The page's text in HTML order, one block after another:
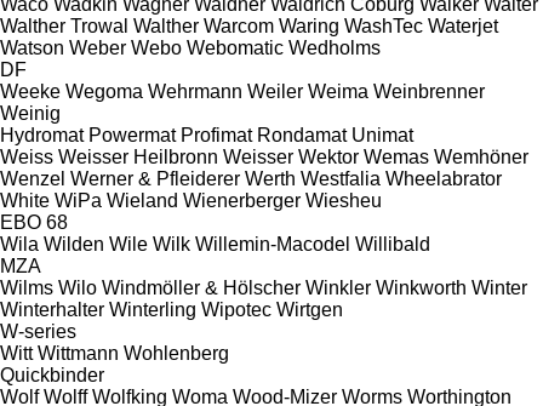
Walther Trowal Walther Warcom Waring WashTec Waterjet
Watson Weber Webo Webomatic Wedholms
DF
Weeke Wegoma Wehrmann Weiler Weima Weinbrenner
Weinig
Hydromat Powermat Profimat Rondamat Unimat
Weiss Weisser Heilbronn Weisser Wektor Wemas Wemhöner
Wenzel Werner & Pfleiderer Werth Westfalia Wheelabrator
White WiPa Wieland Wienerberger Wiesheu
EBO 68
Wila Wilden Wile Wilk Willemin-Macodel Willibald
MZA
Wilms Wilo Windmöller & Hölscher Winkler Winkworth Winter
Winterhalter Winterling Wipotec Wirtgen
W-series
Witt Wittmann Wohlenberg
Quickbinder
Wolf Wolff Wolfking Woma Wood-Mizer Worms Worthington